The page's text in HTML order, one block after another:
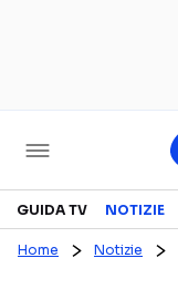
Televisione
GUIDA TV NOTIZIE
Home Notizie